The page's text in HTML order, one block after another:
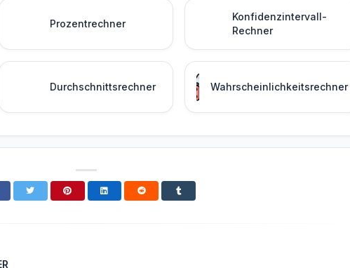
Prozentrechner
Konfidenzintervall-
Rechner
Durchschnittsrechner Wahrscheinlichkeitsrechner